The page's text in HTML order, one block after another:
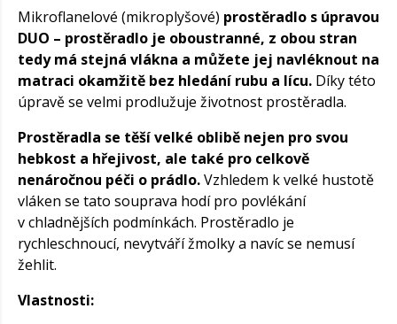
Mikroflanelové (mikroplyšové) prostěradlo s úpravou
DUO – prostěradlo je oboustranné, z obou stran
tedy má stejná vlákna a můžete jej navléknout na
matraci okamžitě bez hledání rubu a lícu. Díky této
úpravě se velmi prodlužuje životnost prostěradla.
Prostěradla se těší velké oblibě nejen pro svou
hebkost a hřejivost, ale také pro celkově
nenáročnou péči o prádlo.Vzhledem k velké hustotě
vláken se tato souprava hodí pro povlékání
v chladnějších podmínkách. Prostěradlo je
rychleschnoucí, nevytváří žmolky a navíc se nemusí
žehlit.
Vlastnosti: